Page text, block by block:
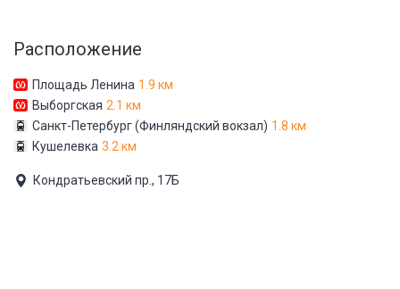
Расположение
Площадь Ленина 1.9 км
Выборгская 2.1 км
Санкт-Петербург (Финляндский вокзал) 1.8 км
Кушелевка 3.2 км
Кондратьевский пр., 17Б